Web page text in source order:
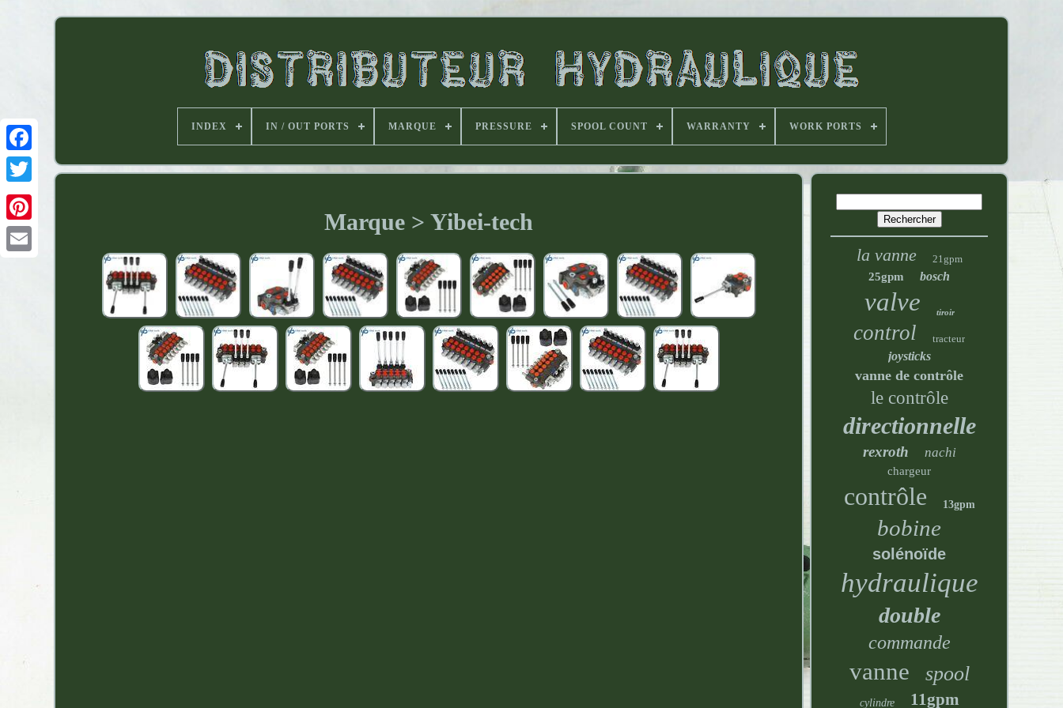
INDEX IN / OUT PORTS MARQUE PRESSURE SPOOL COUNT WARRANTY WORK PORTS
Marque > Yibei-tech
la vanne 21gpm
25gpm bosch
valve tiroir
control tracteur
joysticks
vanne de contrôle
le contrôle
directionnelle
rexroth nachi
chargeur
contrôle 13gpm
bobine
solénoïde
hydraulique
double
commande
vanne spool
cylindre 11gpm